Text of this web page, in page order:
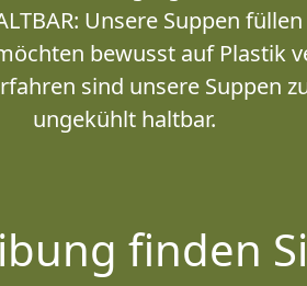
Unsere Suppen
bewusst auf Plastik
sind unsere Suppen
ungekühlt haltbar.
finden